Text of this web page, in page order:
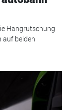
Hangrutschung
auf beiden